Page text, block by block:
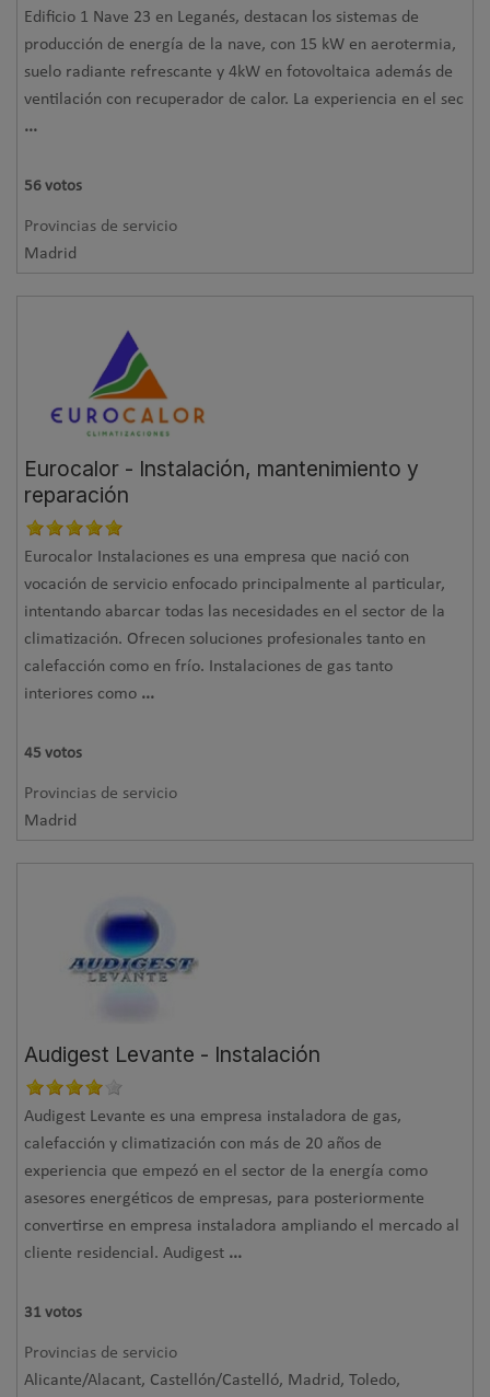
Edificio 1 Nave 23 en Leganés, destacan los sistemas de
producción de energía de la nave, con 15 kW en aerotermia,
suelo radiante refrescante y 4kW en fotovoltaica además de
ventilación con recuperador de calor. La experiencia en el sec
...
56 votos
Provincias de servicio
Madrid
Eurocalor - Instalación, mantenimiento y
reparación
Eurocalor Instalaciones es una empresa que nació con
vocación de servicio enfocado principalmente al particular,
intentando abarcar todas las necesidades en el sector de la
climatización. Ofrecen soluciones profesionales tanto en
calefacción como en frío. Instalaciones de gas tanto
interiores como ...
45 votos
Provincias de servicio
Madrid
Audigest Levante - Instalación
Audigest Levante es una empresa instaladora de gas,
calefacción y climatización con más de 20 años de
experiencia que empezó en el sector de la energía como
asesores energéticos de empresas, para posteriormente
convertirse en empresa instaladora ampliando el mercado al
cliente residencial. Audigest ...
31 votos
Provincias de servicio
Alicante/Alacant, Castellón/Castelló, Madrid, Toledo,